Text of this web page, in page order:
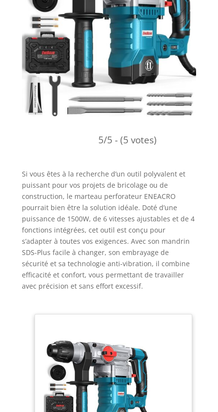
5/5 - (5 votes)
Si vous êtes à la recherche d’un outil polyvalent et
puissant pour vos projets de bricolage ou de
construction, le marteau perforateur ENEACRO
pourrait bien être la solution idéale. Doté d’une
puissance de 1500W, de 6 vitesses ajustables et de 4
fonctions intégrées, cet outil est conçu pour
s’adapter à toutes vos exigences. Avec son mandrin
SDS-Plus facile à changer, son embrayage de
sécurité et sa technologie anti-vibration, il combine
efficacité et confort, vous permettant de travailler
avec précision et sans effort excessif.